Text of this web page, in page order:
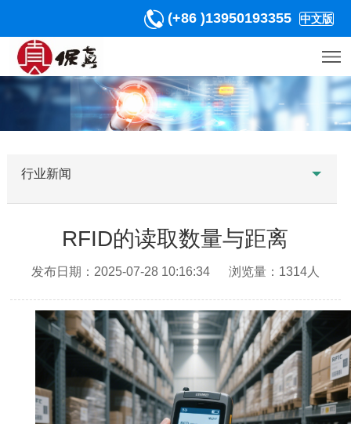
(+86 )13950193355 中文版
行业新闻
RFID的读取数量与距离
发布日期：2025-07-28 10:16:34 浏览量：1314人